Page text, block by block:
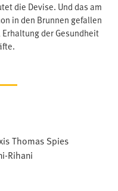
die Devise. Und das am
in den Brunnen gefallen
der Gesundheit
Thomas Spies
Rihani